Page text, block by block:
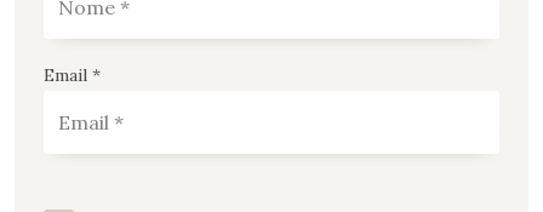
Email *